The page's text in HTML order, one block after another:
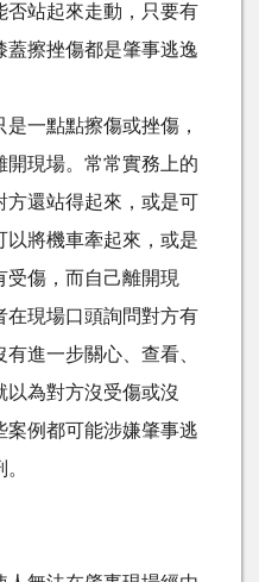
否站起來走動，只要有
蓋擦挫傷都是肇事逃逸
一點點擦傷或挫傷，
開現場。常常實務上的
方還站得起來，或是可
以將機車牽起來，或是
受傷，而自己離開現
在現場口頭詢問對方有
進一步關心、查看、
以為對方沒受傷或沒
案例都可能涉嫌肇事逃